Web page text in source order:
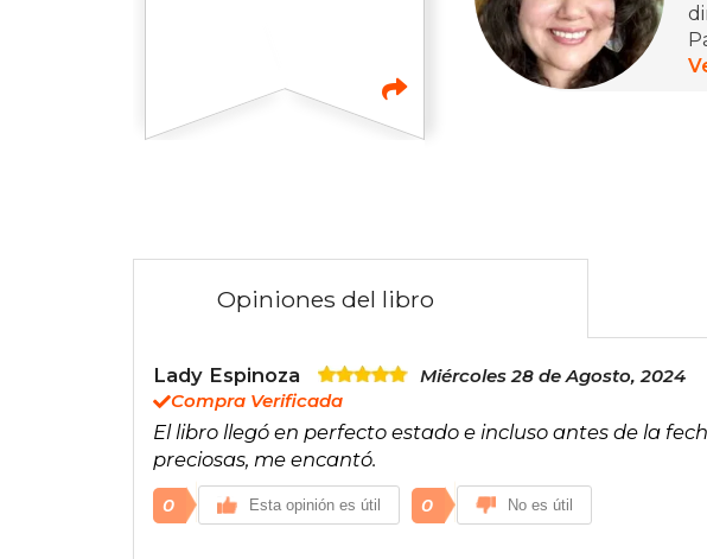
Opiniones del libro
Lady Espinoza
Miércoles 28 de Agosto, 2024
Compra Verificada
El libro llegó en perfecto estado e incluso antes de la
preciosas, me encantó.
0 Esta opinión es útil 0 No es útil